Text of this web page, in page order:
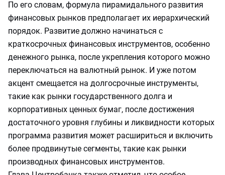
По его словам, формула пирамидального развития
финансовых рынков предполагает их иерархический
порядок. Развитие должно начинаться с
краткосрочных финансовых инструментов, особенно
денежного рынка, после укрепления которого можно
переключаться на валютный рынок. И уже потом
акцент смещается на долгосрочные инструменты,
такие как рынки государственного долга и
корпоративных ценных бумаг, после достижения
достаточного уровня глубины и ликвидности которых
программа развития может расшириться и включить
более продвинутые сегменты, такие как рынки
производных финансовых инструментов.